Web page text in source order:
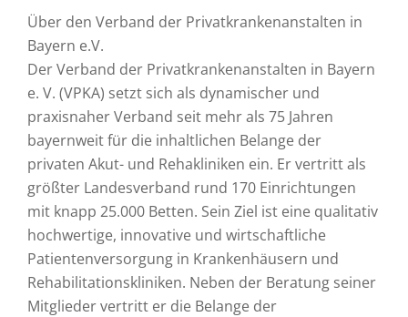
Über den Verband der Privatkrankenanstalten in
Bayern e.V.
Der Verband der Privatkrankenanstalten in Bayern
e. V. (VPKA) setzt sich als dynamischer und
praxisnaher Verband seit mehr als 75 Jahren
bayernweit für die inhaltlichen Belange der
privaten Akut- und Rehakliniken ein. Er vertritt als
größter Landesverband rund 170 Einrichtungen
mit knapp 25.000 Betten. Sein Ziel ist eine qualitativ
hochwertige, innovative und wirtschaftliche
Patientenversorgung in Krankenhäusern und
Rehabilitationskliniken. Neben der Beratung seiner
Mitglieder vertritt er die Belange der